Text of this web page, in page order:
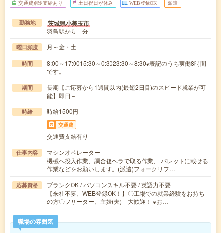
交通費別途支給あり 土日祝日が休み WEB登録OK 派遣
勤務地 茨城県小美玉市
羽鳥駅から---分
曜日頻度 月～金・土
時間
8:00～17:0015:30～0:3023:30～8:30※表記のうち実働8時間
です。
期間
長期【ご応募から1週間以内(最短2日目)のスピード就業が可
能】即日～
時給 時給1500円
交通費
交通費支給有り
仕事内容
マシンオペレーター
機械へ投入作業、調合後ヘラで取る作業、 パレットに載せる
作業などをお願いします。(派遣)フォークリフ…
応募資格
ブランクOK / パソコンスキル不要 / 英語力不要
【来社不要、WEB登録OK！】〇工場での就業経験をお持ち
の方〇フリーター、主婦(夫) 大歓迎！ ※お…
職場の雰囲気